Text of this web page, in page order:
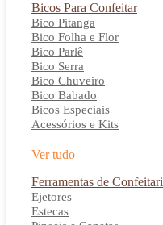
Bicos Para Confeitar
Bico Pitanga
Bico Folha e Flor
Bico Parlê
Bico Serra
Bico Chuveiro
Bico Babado
Bicos Especiais
Acessórios e Kits
Ver tudo
Ferramentas de
Ejetores
Estecas